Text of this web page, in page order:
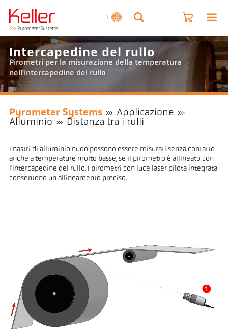
IT
Intercapedine del rullo
Pirometri per la misurazione della temperatura
nell'intercapedine del rullo
Pyrometer Systems
Applicazione
Alluminio
Distanza tra i rulli
I nastri di alluminio nudo possono essere misurati senza contatto
anche a temperature molto basse, se il pirometro è allineato con
l'intercapedine del rullo. I pirometri con luce laser pilota integrata
consentono un allineamento preciso.